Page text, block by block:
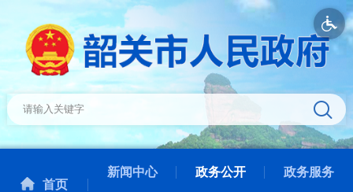
首页
新闻中心 政务公开 政务服务